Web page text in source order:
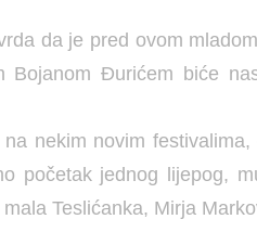
da je pred ovom
Bojanom Đurićem biće
nekim novim
početak jednog lijepog,
Teslićanka, Mirja